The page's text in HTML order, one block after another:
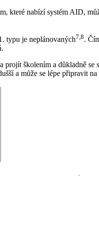
které nabízí systém AID,
typu je neplánovaných7,8.
projít školením a důkladně se
a může se lépe připravit